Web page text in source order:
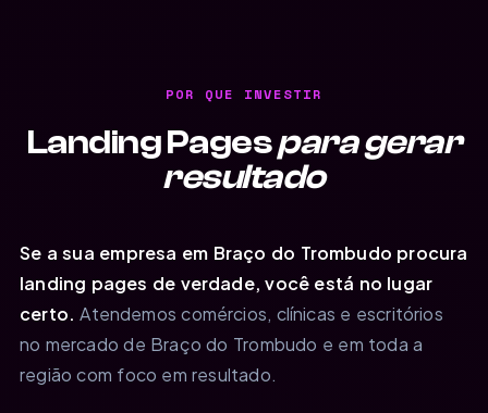
POR QUE INVESTIR
Landing Pagespara gerar
resultado
Se a sua empresa em Braço do Trombudo procura
landing pages de verdade, você está no lugar
certo. Atendemos comércios, clínicas e escritórios
no mercado de Braço do Trombudo e em toda a
região com foco em resultado.